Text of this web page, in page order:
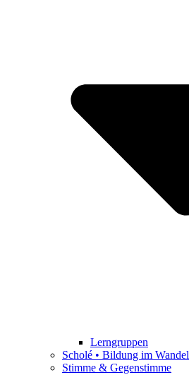
Lerngruppen
Scholé • Bildung im Wandel
Stimme & Gegenstimme